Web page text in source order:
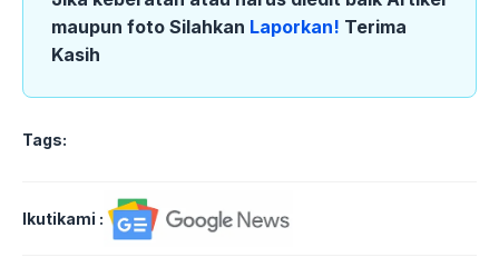
maupun foto Silahkan Laporkan! Terima
Kasih
Tags:
Ikutikami :